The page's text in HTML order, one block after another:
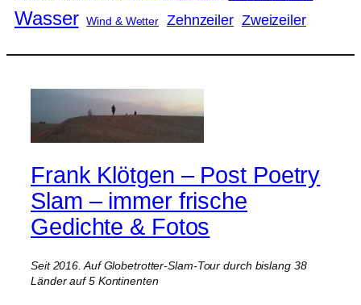
Wasser Wind & Wetter Zehnzeiler Zweizeiler
Frank Klötgen – Post Poetry
Slam – immer frische
Gedichte & Fotos
Seit 2016. Auf Globetrotter-Slam-Tour durch bislang 38
Länder auf 5 Kontinenten